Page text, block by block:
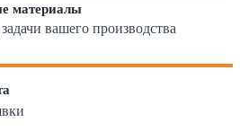
материалы
вашего производства